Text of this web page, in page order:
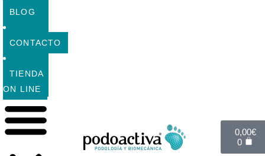
BLOG
CONTACTO
TIENDA
ON LINE
0,00€
0